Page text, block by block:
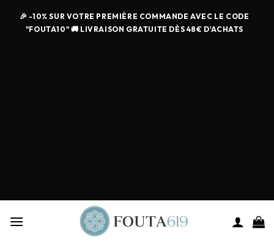
🎉 -10% SUR VOTRE PREMIÈRE COMMANDE AVEC LE CODE
"FOUTA10" 🚚 LIVRAISON GRATUITE DÈS 48€ D'ACHATS